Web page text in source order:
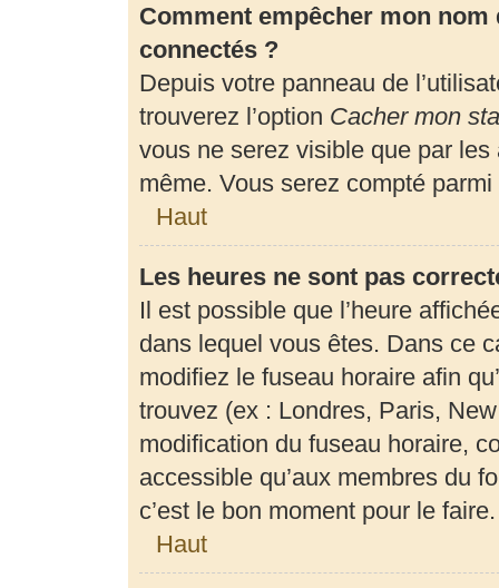
Comment empêcher mon
connectés ?
Depuis votre panneau de
trouverez l’option Cacher mon
vous ne serez visible que par
même. Vous serez compté
Haut
Les heures ne sont pas
Il est possible que l’heure
dans lequel vous êtes. Dans ce
modifiez le fuseau horaire afin
trouvez (ex : Londres, Paris,
modification du fuseau horaire,
accessible qu’aux membres du
c’est le bon moment pour le faire.
Haut